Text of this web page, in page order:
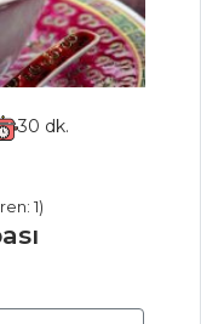
30 dk.
1)